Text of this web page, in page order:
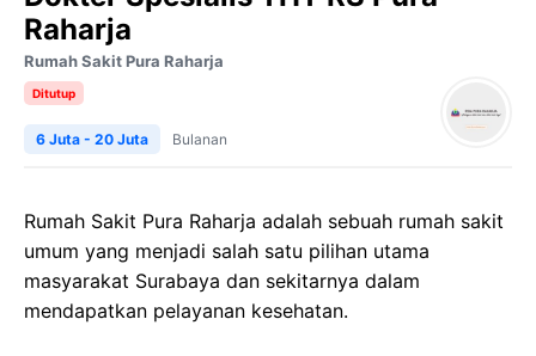
Raharja
Rumah Sakit Pura Raharja
Ditutup
6 Juta - 20 Juta Bulanan
Rumah Sakit Pura Raharja adalah sebuah rumah sakit
umum yang menjadi salah satu pilihan utama
masyarakat Surabaya dan sekitarnya dalam
mendapatkan pelayanan kesehatan.